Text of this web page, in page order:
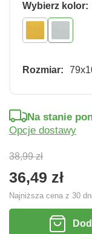
Wybierz kolor:
Rozmiar:
38,99 zł
36,49 zł
Najniższa cena z 30
Na stanie
Opcje dostawy